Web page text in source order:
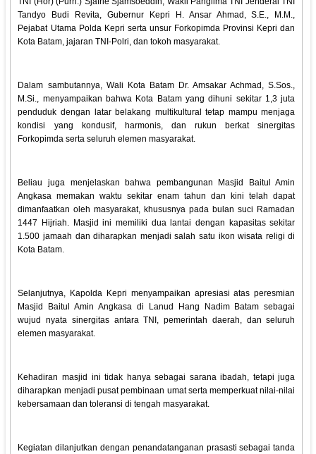
Tandyo Budi Revita, Gubernur Kepri H. Ansar Ahmad, S.E., M.M.,
Pejabat Utama Polda Kepri serta unsur Forkopimda Provinsi Kepri dan
Kota Batam, jajaran TNI-Polri, dan tokoh masyarakat.
Dalam sambutannya, Wali Kota Batam Dr. Amsakar Achmad, S.Sos.,
M.Si., menyampaikan bahwa Kota Batam yang dihuni sekitar 1,3 juta
penduduk dengan latar belakang multikultural tetap mampu menjaga
kondisi yang kondusif, harmonis, dan rukun berkat sinergitas
Forkopimda serta seluruh elemen masyarakat.
Beliau juga menjelaskan bahwa pembangunan Masjid Baitul Amin
Angkasa memakan waktu sekitar enam tahun dan kini telah dapat
dimanfaatkan oleh masyarakat, khususnya pada bulan suci Ramadan
1447 Hijriah. Masjid ini memiliki dua lantai dengan kapasitas sekitar
1.500 jamaah dan diharapkan menjadi salah satu ikon wisata religi di
Kota Batam.
Selanjutnya, Kapolda Kepri menyampaikan apresiasi atas peresmian
Masjid Baitul Amin Angkasa di Lanud Hang Nadim Batam sebagai
wujud nyata sinergitas antara TNI, pemerintah daerah, dan seluruh
elemen masyarakat.
Kehadiran masjid ini tidak hanya sebagai sarana ibadah, tetapi juga
diharapkan menjadi pusat pembinaan umat serta memperkuat nilai-nilai
kebersamaan dan toleransi di tengah masyarakat.
Kegiatan dilanjutkan dengan penandatanganan prasasti sebagai tanda